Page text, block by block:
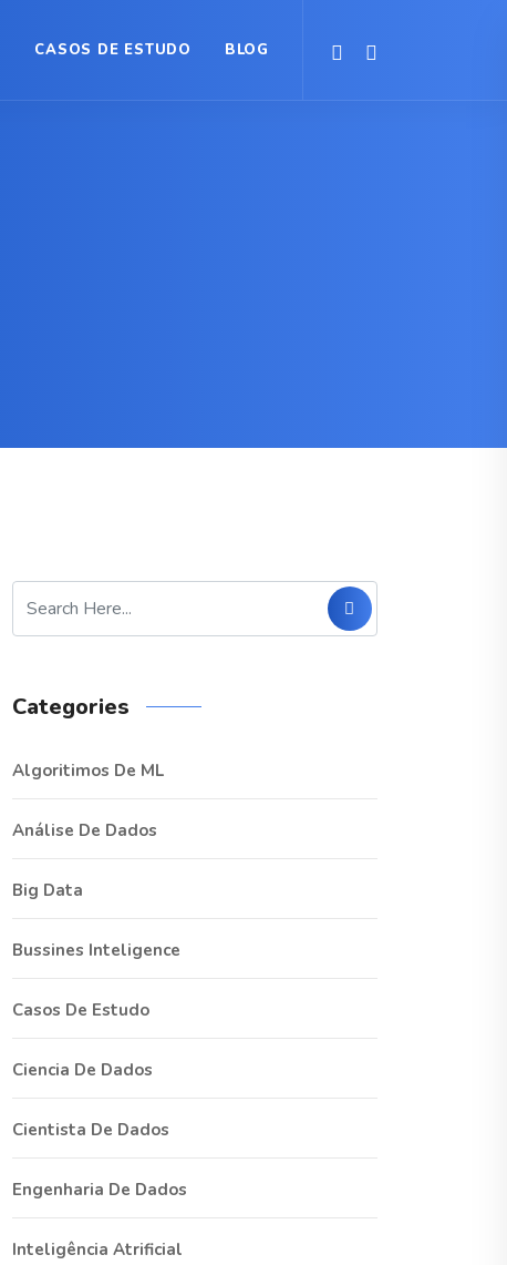
CASOS DE ESTUDO BLOG
Categories
Algoritimos De ML
Análise De Dados
Big Data
Bussines Inteligence
Casos De Estudo
Ciencia De Dados
Cientista De Dados
Engenharia De Dados
Inteligência Atrificial